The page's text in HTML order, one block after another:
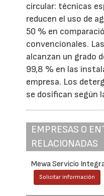
circular: técnicas
reducen el uso de
50 % en
convencionales.
alcanzan un grado
99,8 % en las
empresa. Los
se dosifican según
EMPRESAS O
RELACIONADAS
Mewa Servicio
Solicitar información